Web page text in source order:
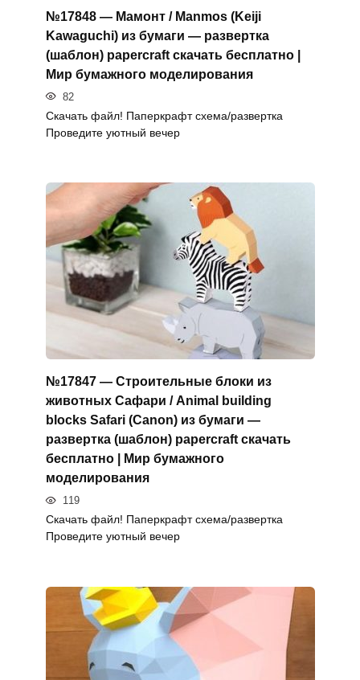
№17848 — Мамонт / Manmos (Keiji
Kawaguchi) из бумаги — развертка
(шаблон) papercraft скачать бесплатно |
Мир бумажного моделирования
82
Скачать файл! Паперкрафт схема/развертка
Проведите уютный вечер
№17847 — Строительные блоки из
животных Сафари / Animal building
blocks Safari (Canon) из бумаги —
развертка (шаблон) papercraft скачать
бесплатно | Мир бумажного
моделирования
119
Скачать файл! Паперкрафт схема/развертка
Проведите уютный вечер